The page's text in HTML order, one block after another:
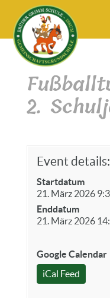
2.
Event details:
Startdatum
21. März 2026
Enddatum
21. März 2026
Google Calendar
iCal Feed